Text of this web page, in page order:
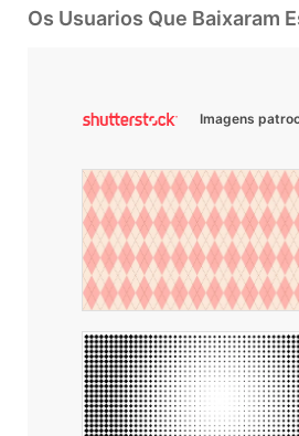
Os Usuarios Que Baixaram
Imagens